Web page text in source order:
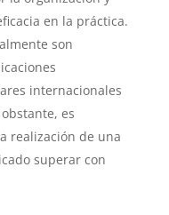
en la práctica.
son
internacionales
es
realización de una
superar con